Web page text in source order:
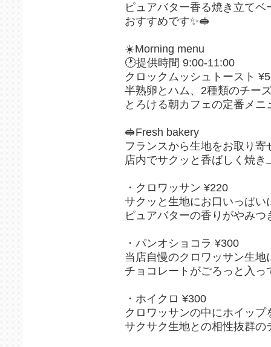
ピュアバター香る焼き立てベ
おすすめです✨🥪
☀️Morning menu
🕐提供時間 9:00-11:00
クロックムッシュトースト
半熟卵とハム、2種類のチー
とろける朝カフェの定番メニ
🥪Fresh bakery
フランスから生地をお取り寄
店内でサクッと香ばしく焼き
・クロワッサン ¥220
サクッと生地にお口いっぱい
ピュアバターの香りがやみつ
・パンオショコラ ¥300
当店自慢のクロワッサン生地
チョコレートがごろっと入っ
・ホイクロ ¥300
クロワッサンの中にホイップ
サクサク生地との相性抜群